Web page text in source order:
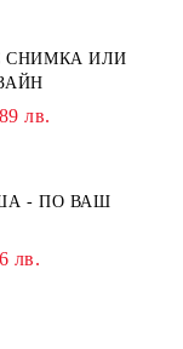
СНИМКА ИЛИ
лв.
- ПО ВАШ
лв.